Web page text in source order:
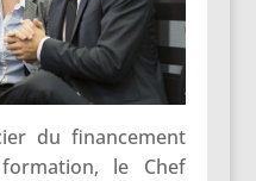
du financement
le Chef